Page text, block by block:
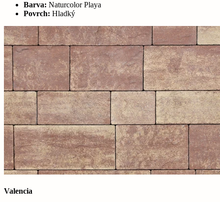
Barva: Naturcolor Playa
Povrch: Hladký
Valencia